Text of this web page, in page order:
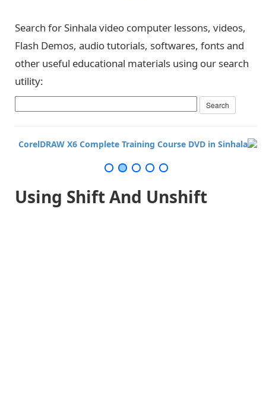
Search for Sinhala video computer lessons, videos,
Flash Demos, audio tutorials, softwares, fonts and
other useful educational materials using our search
utility:
Using Shift And Unshift